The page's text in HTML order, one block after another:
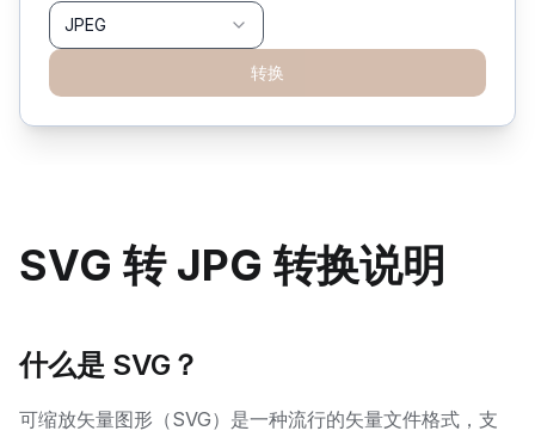
JPEG
转换
SVG 转 JPG 转换说明
什么是 SVG？
可缩放矢量图形（SVG）是一种流行的矢量文件格式，支